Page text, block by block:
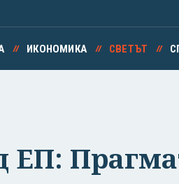
ИКОНОМИКА СВЕТЪТ
ЕП: